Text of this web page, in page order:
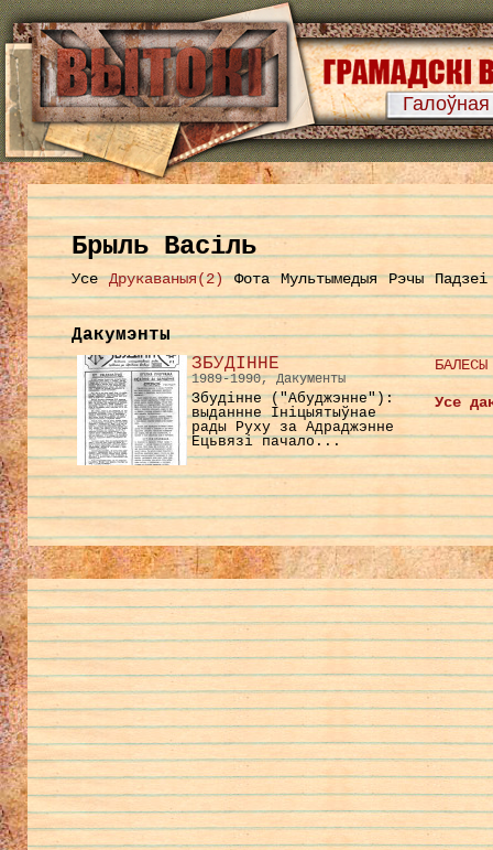
Галоўная
Брыль Васіль
Усе Друкаваныя(2) Фота Мультымедыя Рэчы Падзеі
Дакумэнты
ЗБУДІННЕ
1989-1990, Дакументы
Збудiнне ("Абуджэнне"):
выданнне Iнiцыятыўнае
рады Руху за Адраджэнне
Ецьвязi пачало...
Усе